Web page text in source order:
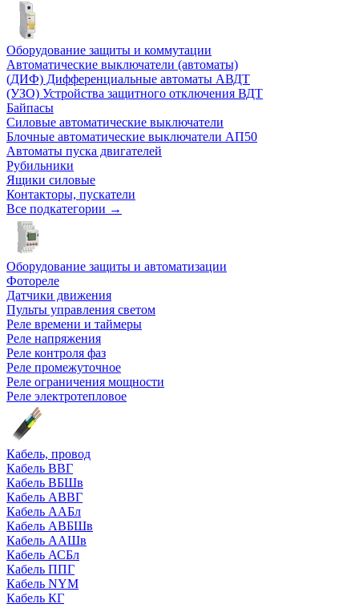
Оборудование защиты и коммутации
Автоматические выключатели (автоматы)
(ДИФ) Дифференциальные автоматы АВДТ
(УЗО) Устройства защитного отключения ВДТ
Байпасы
Силовые автоматические выключатели
Блочные автоматические выключатели АП50
Автоматы пуска двигателей
Рубильники
Ящики силовые
Контакторы, пускатели
Все подкатегории →
Оборудование защиты и автоматизации
Фотореле
Датчики движения
Пульты управления светом
Реле времени и таймеры
Реле напряжения
Реле контроля фаз
Реле промежуточное
Реле ограничения мощности
Реле электротепловое
Кабель, провод
Кабель ВВГ
Кабель ВБШв
Кабель АВВГ
Кабель ААБл
Кабель АВБШв
Кабель ААШв
Кабель АСБл
Кабель ППГ
Кабель NYM
Кабель КГ